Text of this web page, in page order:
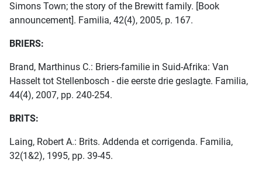
Simons Town; the story of the Brewitt family. [Book
announcement]. Familia, 42(4), 2005, p. 167.
BRIERS:
Brand, Marthinus C.: Briers-familie in Suid-Afrika: Van
Hasselt tot Stellenbosch - die eerste drie geslagte. Familia,
44(4), 2007, pp. 240-254.
BRITS:
Laing, Robert A.: Brits. Addenda et corrigenda. Familia,
32(1&2), 1995, pp. 39-45.